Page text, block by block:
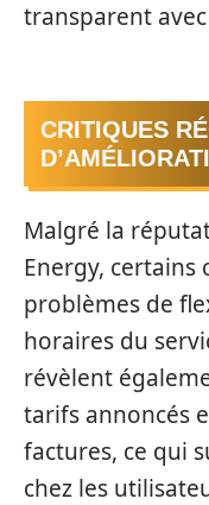
transparent
CRITIQUES
Malgré la
Energy,
problèmes de
horaires du
révèlent
tarifs annoncés
factures, ce qui
chez les